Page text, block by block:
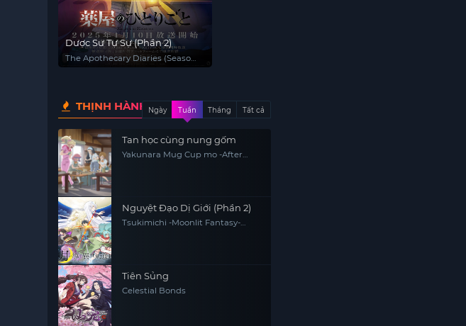
Dược Sư Tự Sự (Phần 2)
The Apothecary Diaries (Season
THỊNH HÀNHNgày Tuần Tháng Tất cả
Tan học cùng nung gốm
Yakunara Mug Cup mo -After
Nguyệt Đạo Dị Giới (Phần 2)
Tsukimichi -Moonlit Fantasy-
Tiên Sủng
Celestial Bonds